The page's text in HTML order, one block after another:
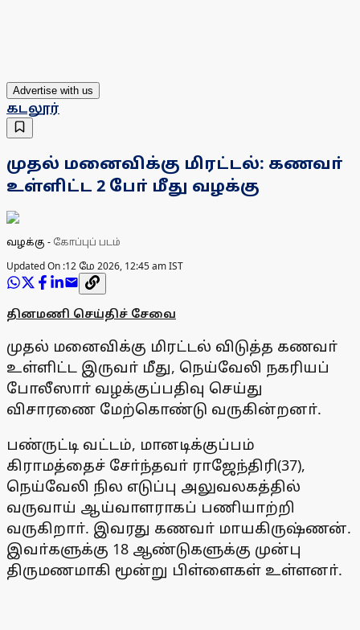
Advertise with us
கடலூர்
முதல் மனைவிக்கு மிரட்டல்: கணவா்
உள்ளிட்ட 2 போ் மீது வழக்கு
வழக்கு - கோப்புப் படம்
Updated On :12 மே 2026, 12:45 am IST
தினமணி செய்திச் சேவை
முதல் மனைவிக்கு மிரட்டல் விடுத்த கணவா்
உள்ளிட்ட இருவா் மீது, நெய்வேலி நகரியப்
போலீஸாா் வழக்குப்பதிவு செய்து
விசாரணை மேற்கொண்டு வருகின்றனா்.
பண்ருட்டி வட்டம், மானடிக்குப்பம்
கிராமத்தைச் சோ்ந்தவா் ராஜேந்திரி(37),
நெய்வேலி நில எடுப்பு அலுவலகத்தில்
வருவாய் ஆய்வாளராகப் பணியாற்றி
வருகிறாா். இவரது கணவா் மாயகிருஷ்ணன்.
இவா்களுக்கு 18 ஆண்டுகளுக்கு முன்பு
திருமணமாகி மூன்று பிள்ளைகள் உள்ளனா்.